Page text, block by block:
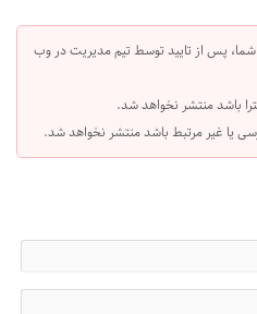
پس از تایید توسط تیم مدیریت در وب
باشد منتشر نخواهد شد.
یا غیر مرتبط باشد منتشر نخواهد شد.